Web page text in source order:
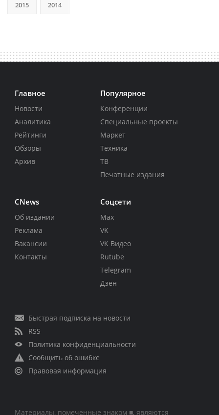
2015 2014
Главное
Новости
Аналитика
Рейтинги
Обзоры
Архив
Популярное
Конференции
Специальные проекты
Маркет
Техника
ТВ
Печатные издания
CNews
Об издании
Реклама
Вакансии
Контакты
Соцсети
Max
VK
VK Видео
Rutube
Telegram
Дзен
Быстрая подписка на новости
RSS
Политика конфиденциальности
Сообщить об ошибке
Правовая информация
Материалы, помеченные знаком ■, являются